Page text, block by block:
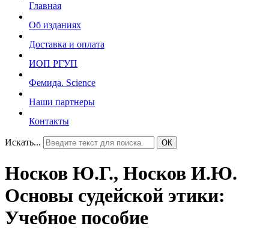
Главная
Об изданиях
Доставка и оплата
ИОП РГУП
Фемида. Science
Наши партнеры
Контакты
Искать... ОК
Носков Ю.Г., Носков И.Ю.
Основы судейской этики:
Учебное пособие